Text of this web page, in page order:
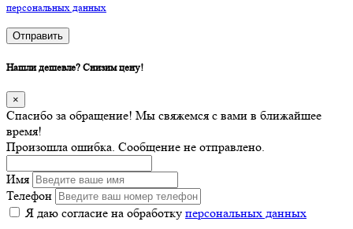
персональных данных
Отправить
Нашли дешевле? Снизим цену!
×
Спасибо за обращение! Мы свяжемся с вами в ближайшее
время!
Произошла ошибка. Сообщение не отправлено.
Имя
Телефон
Я даю согласие на обработку персональных данных